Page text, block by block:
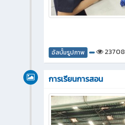
อัลบั้มรูปภาพ 23708
การเรียนการสอน